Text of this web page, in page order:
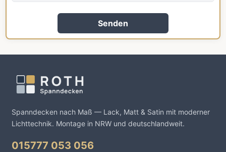
Senden
Spanndecken nach Maß — Lack, Matt & Satin mit moderner
Lichttechnik. Montage in NRW und deutschlandweit.
015777 053 056